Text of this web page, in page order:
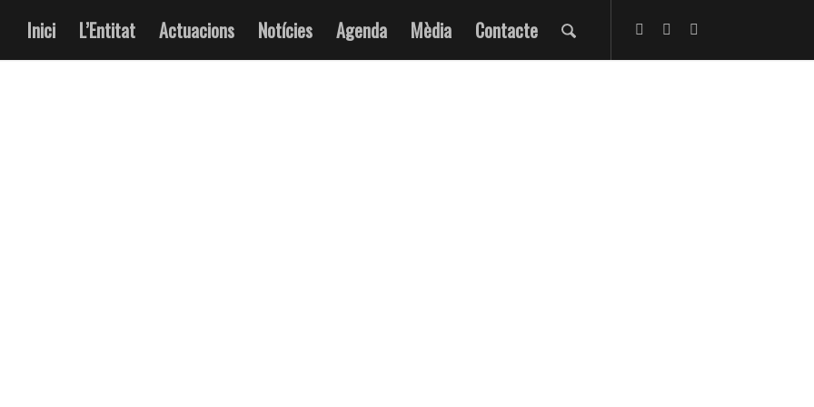
Inici L’Entitat Actuacions Notícies Agenda Mèdia Contacte